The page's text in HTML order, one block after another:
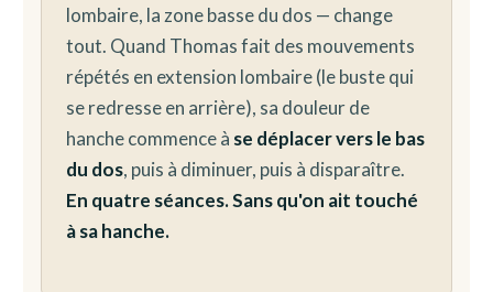
lombaire, la zone basse du dos — change
tout. Quand Thomas fait des mouvements
répétés en extension lombaire (le buste qui
se redresse en arrière), sa douleur de
hanche commence à se déplacer vers le bas
du dos, puis à diminuer, puis à disparaître.
En quatre séances. Sans qu'on ait touché
à sa hanche.